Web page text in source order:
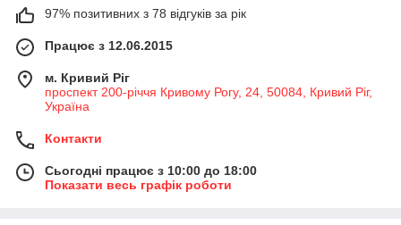
97% позитивних з 78 відгуків за рік
Працює з 12.06.2015
м. Кривий Ріг
проспект 200-річчя Кривому Рогу, 24, 50084, Кривий Ріг,
Україна
Контакти
Сьогодні працює з 10:00 до 18:00
Показати весь графік роботи